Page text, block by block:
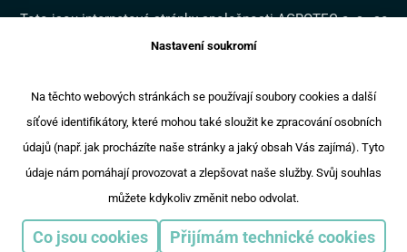
Toto jsou internetové stránky společnosti AGROTEC a. s., se
sídlem v Hustopečích, Brněnská 74, PSČ 69301, IČ 00544957,
zapsané v OR vedeném Krajským soudem v Brně, oddíl B,
AGROFERT řízeného společností AGROFERT, a.s., IČ
26185610, se sídlem na adrese Pyšelská 2327/2, Chodov, 149
00 Praha 4.
Copyright © 2024 AGROTEC a.s
Responzivní webPuxdesign
Agrotec Auto Agrotec Trucks Eagrotec
Agri CS
Agrotec Plus
Nastavení soukromí
Na těchto webových stránkách se používají soubory cookies a další
síťové identifikátory, které mohou také sloužit ke zpracování osobních
údajů (např. jak procházíte naše stránky a jaký obsah Vás zajímá). Tyto
údaje nám pomáhají provozovat a zlepšovat naše služby. Svůj souhlas
můžete kdykoliv změnit nebo odvolat.
Co jsou cookies Přijímám technické cookies